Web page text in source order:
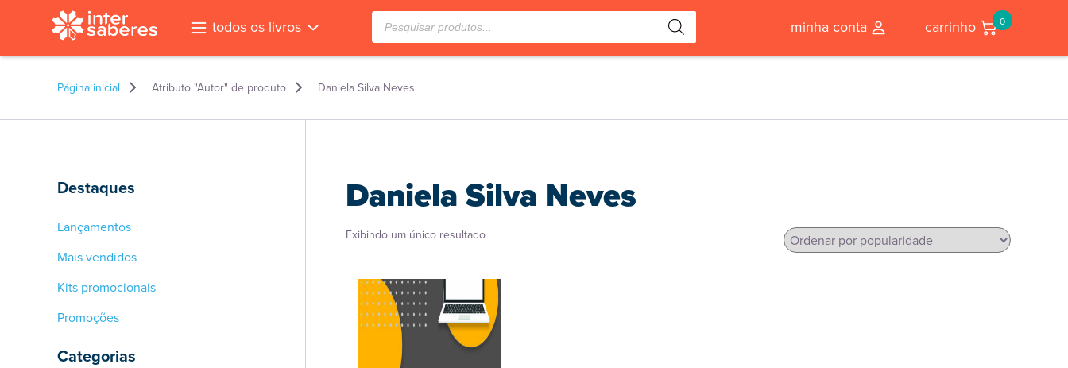
todos os livros
Pesquisar
produtos
minha conta carrinho 0
Página inicial Atributo "Autor" de produto Daniela Silva Neves
Destaques
Lançamentos
Mais vendidos
Kits promocionais
Promoções
Categorias
Daniela Silva Neves
Exibindo um único resultado